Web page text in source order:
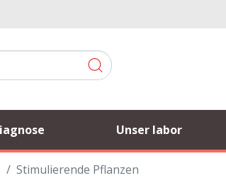
Unser labor
Stimulierende Pflanzen